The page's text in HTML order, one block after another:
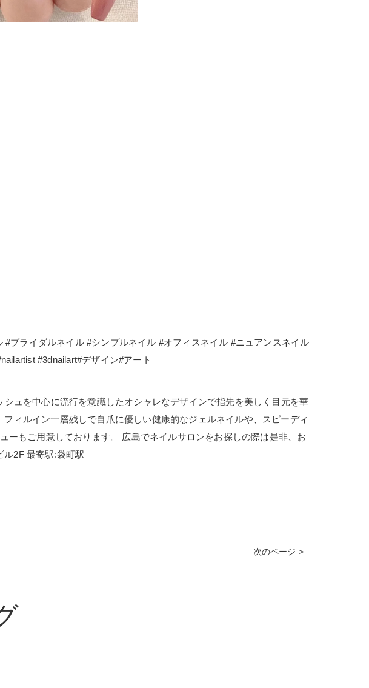
ブライダルネイル #シンプルネイル #オフィスネイル #ニュアンスネイル
#3dnailart#デザイン#アート
ュを中心に流行を意識したオシャレなデザインで指先を美しく目元を華
ィルイン一層残しで自爪に優しい健康的なジェルネイルや、スピーディ
もご用意しております。 広島でネイルサロンをお探しの際は是非、お
ル2F 最寄駅:袋町駅
次のページ >